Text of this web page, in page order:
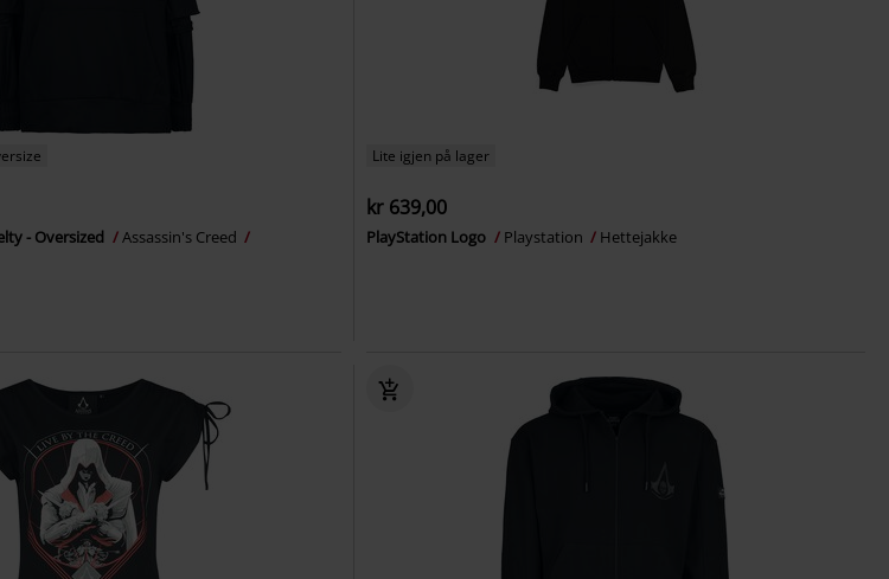
- Oversized
Assassin's Creed
Lite igjen på lager
kr 639,00
PlayStation Logo Playstation Hettejakke